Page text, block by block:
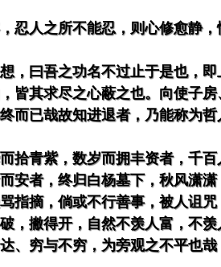
忍人之所不能忍，则心修愈静，
，曰吾之功名不过止于是也，
皆其求尽之心蔽之也。向使子
而已哉故知进退者，乃能称为哲
拾青紫，数岁而拥丰资者，千
者，终归白杨墓下，秋风潇潇
指摘，倘或不行善事，被人诅
，撇得开，自然不羡人富，不
、穷与不穷，为旁观之不平也哉